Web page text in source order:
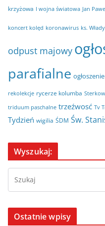
krzyżowa I wojna światowa Jan
koncert kolęd koronawirus ks.
odpust majowy
parafialne ogłoszenie
rekolekcje rycerze kolumba
triduum paschalne trzeźwosć Tv
Tydzień wigilia ŚDM Św.
Wyszukaj:
Ostatnie wpisy